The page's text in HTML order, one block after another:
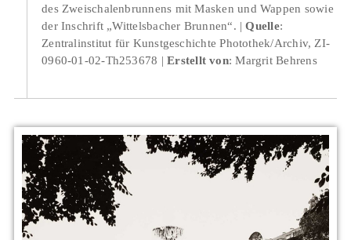
des Zweischalenbrunnens mit Masken und Wappen sowie
der Inschrift „Wittelsbacher Brunnen“.
Quelle:
Zentralinstitut für Kunstgeschichte Photothek/Archiv, ZI-
0960-01-02-Th253678
Erstellt von: Margrit Behrens